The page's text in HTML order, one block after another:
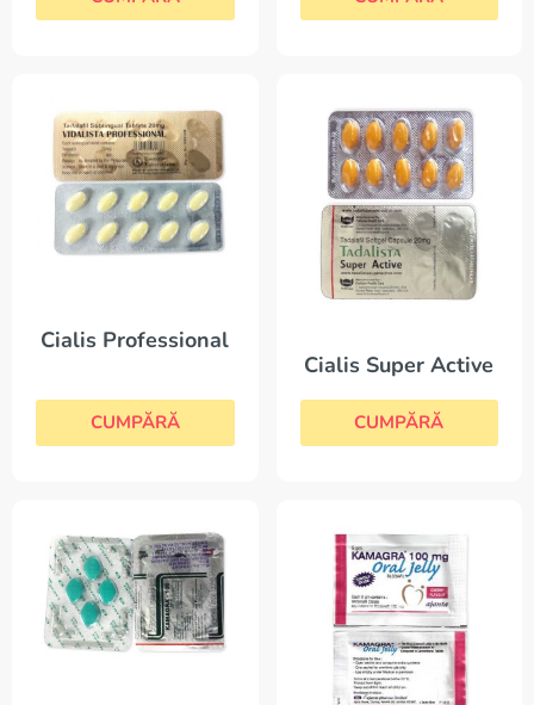
Cialis Professional
CUMPĂRĂ
Cialis Super Active
CUMPĂRĂ